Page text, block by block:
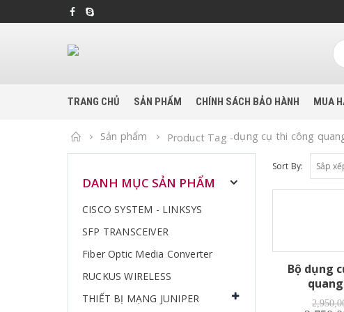
TRANG CHỦ SẢN PHẨM CHÍNH SÁCH BẢO HÀNH MUA
Home
Sản phẩm Product Tag -dụng cụ thi công
Sort By:
Bộ dụng
DANH MỤC SẢN PHẨM
CISCO SYSTEM - LINKSYS
SFP TRANSCEIVER
Fiber Optic Media Converter
RUCKUS WIRELESS
THIẾT BỊ MẠNG JUNIPER